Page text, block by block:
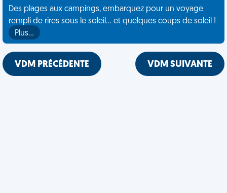
Des plages aux campings, embarquez pour un voyage
rempli de rires sous le soleil... et quelques coups de soleil !
Plus…
VDM PRÉCÉDENTE VDM SUIVANTE